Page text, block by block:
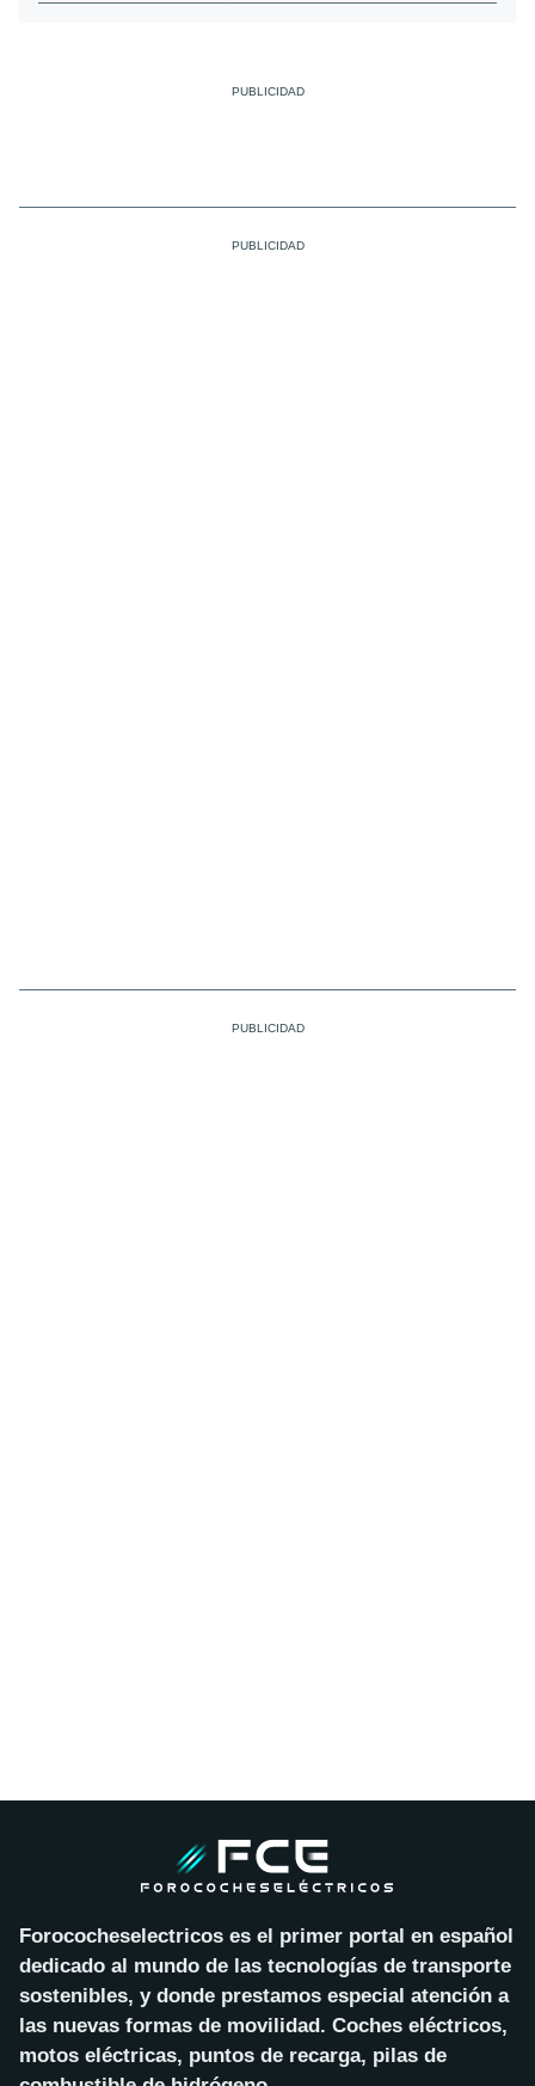
Forococheselectricos es el primer portal en español
dedicado al mundo de las tecnologías de transporte
sostenibles, y donde prestamos especial atención a
las nuevas formas de movilidad. Coches eléctricos,
motos eléctricas, puntos de recarga, pilas de